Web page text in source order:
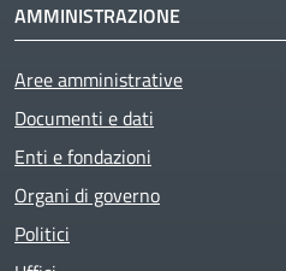
AMMINISTRAZIONE
Aree amministrative
Documenti e dati
Enti e fondazioni
Organi di governo
Politici